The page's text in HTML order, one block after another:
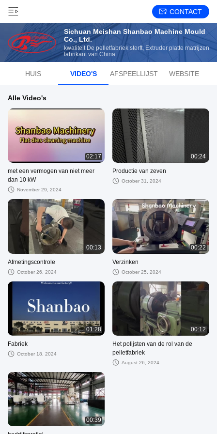
CONTACT
Sichuan Meishan Shanbao Machine Mould
Co., Ltd.
kwaliteit De pelletfabriek sterft, Extruder platte matrijzen
fabrikant van China
HUIS VIDEO'S AFSPEELLIJST WEBSITE
Alle Video's
02:17
met een vermogen van niet meer
dan 10 kW
November 29, 2024
00:24
Productie van zeven
October 31, 2024
00:13
Afmetingscontrole
October 26, 2024
00:22
Verzinken
October 25, 2024
01:28
Fabriek
October 18, 2024
00:12
Het polijsten van de rol van de
pelletfabriek
August 26, 2024
00:39